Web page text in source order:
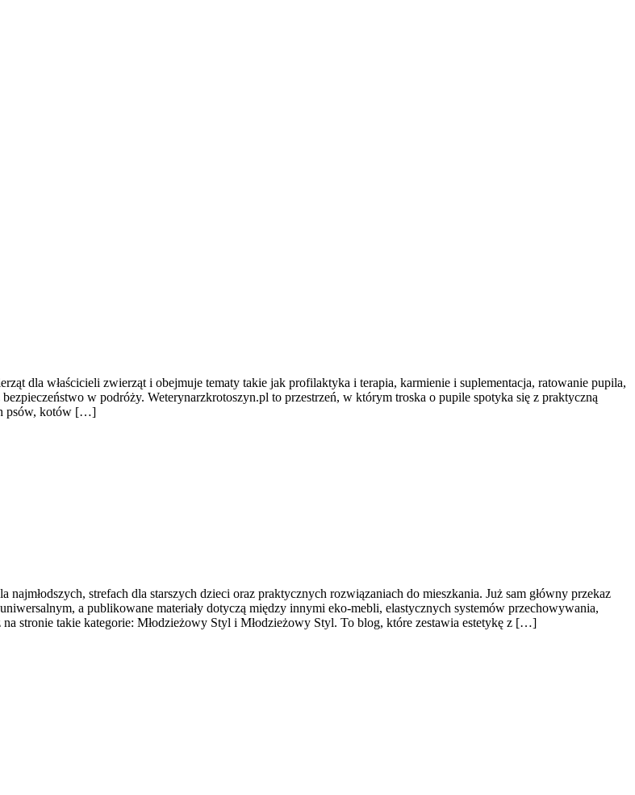
dla właścicieli zwierząt i obejmuje tematy takie jak profilaktyka i terapia, karmienie i suplementacja, ratowanie pupila,
w podróży. Weterynarzkrotoszyn.pl to przestrzeń, w którym troska o pupile spotyka się z praktyczną
psów, kotów […]
strefach dla starszych dzieci oraz praktycznych rozwiązaniach do mieszkania. Już sam główny przekaz
a publikowane materiały dotyczą między innymi eko-mebli, elastycznych systemów przechowywania,
stronie takie kategorie: Młodzieżowy Styl i Młodzieżowy Styl. To blog, które zestawia estetykę z […]